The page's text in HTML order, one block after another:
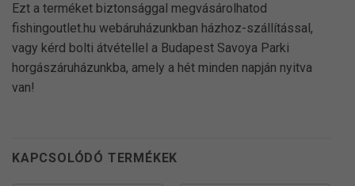
Ezt a terméket biztonsággal megvásárolhatod
fishingoutlet.hu webáruházunkban házhoz-szállítással,
vagy kérd bolti átvétellel a Budapest Savoya Parki
horgászáruházunkba, amely a hét minden napján nyitva
van!
KAPCSOLÓDÓ TERMÉKEK